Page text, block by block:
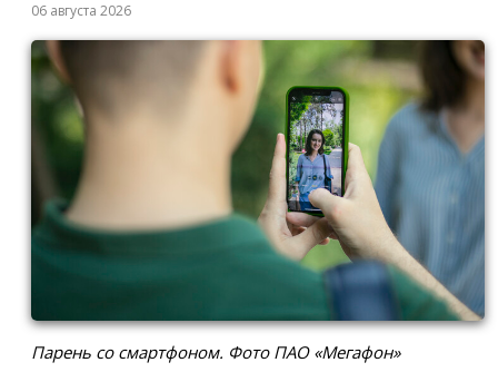
06 августа 2026
Парень со смартфоном. Фото ПАО «Мегафон»